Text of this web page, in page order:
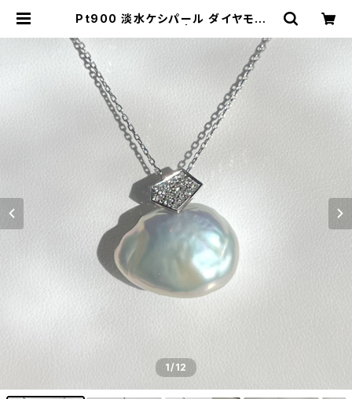
Pt900 淡水ケシパール ダイヤモンド
1/12